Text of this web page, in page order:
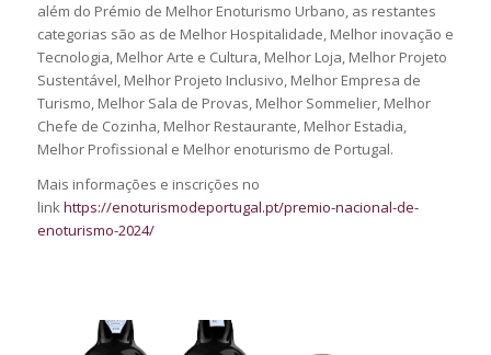
além do Prémio de Melhor Enoturismo Urbano, as restantes
categorias são as de Melhor Hospitalidade, Melhor inovação e
Tecnologia, Melhor Arte e Cultura, Melhor Loja, Melhor Projeto
Sustentável, Melhor Projeto Inclusivo, Melhor Empresa de
Turismo, Melhor Sala de Provas, Melhor Sommelier, Melhor
Chefe de Cozinha, Melhor Restaurante, Melhor Estadia,
Melhor Profissional e Melhor enoturismo de Portugal.
Mais informações e inscrições no
linkhttps://enoturismodeportugal.pt/premio-nacional-de-
enoturismo-2024/